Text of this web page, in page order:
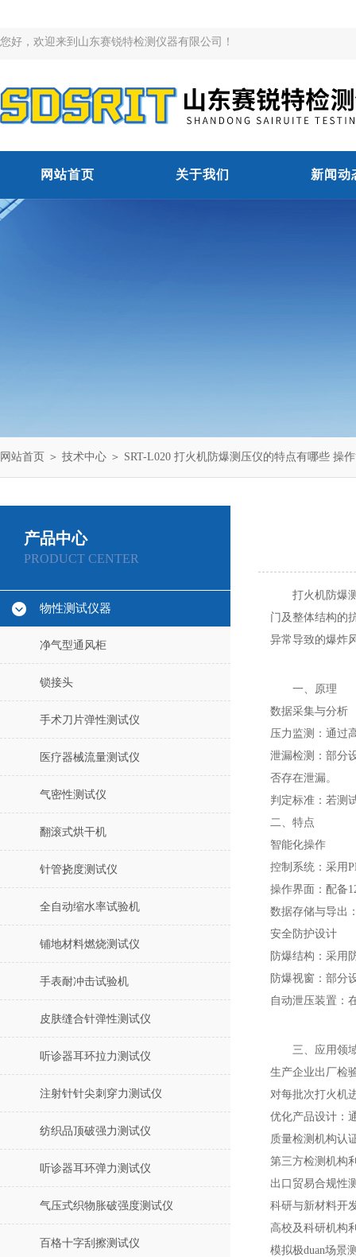
您好，欢迎来到山东赛锐特检测仪器有限公司！
网站首页 关于我们 新闻动
网站首页 ＞ 技术中心 ＞ SRT-L020 打火机防爆测压仪的特点有哪些 操
产品中心
PRODUCT CENTER
物性测试仪器
净气型通风柜
锁接头
手术刀片弹性测试仪
医疗器械流量测试仪
气密性测试仪
翻滚式烘干机
针管挠度测试仪
全自动缩水率试验机
铺地材料燃烧测试仪
手表耐冲击试验机
皮肤缝合针弹性测试仪
听诊器耳环拉力测试仪
注射针针尖刺穿力测试仪
纺织品顶破强力测试仪
听诊器耳环弹力测试仪
气压式织物胀破强度测试仪
百格十字刮擦测试仪
打火机防爆
门及整体结构的
异常导致的爆炸
一、原理
数据采集与分析
压力监测：通过
泄漏检测：部分
否存在泄漏。
判定标准：若测
二、特点
智能化操作
控制系统：采用
操作界面：配备
数据存储与导出
安全防护设计
防爆结构：采用
防爆视窗：部分
自动泄压装置：
三、应用领
生产企业出厂检
对每批次打火机
优化产品设计：
质量检测机构认
第三方检测机构
出口贸易合规性
科研与新材料开
高校及科研机构
模拟极duan场景